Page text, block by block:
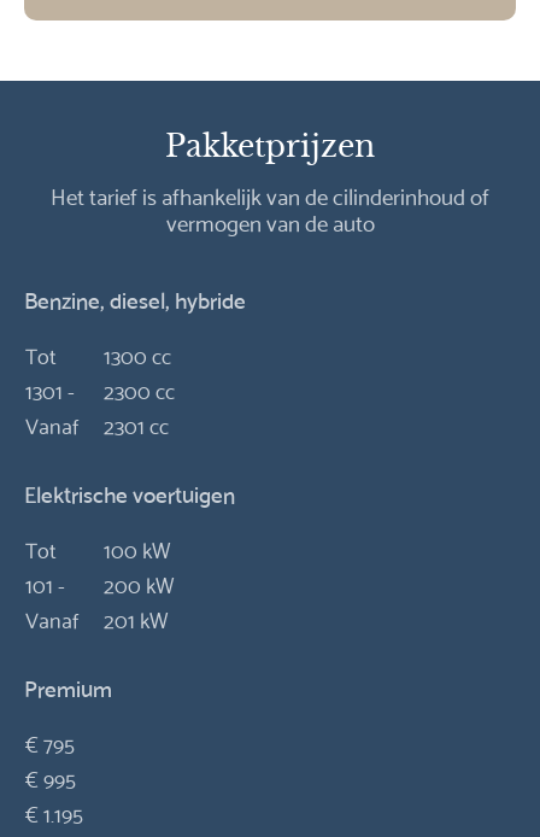
Pakketprijzen
Het tarief is afhankelijk van de cilinderinhoud of
vermogen van de auto
Benzine, diesel, hybride
Tot
1300 cc
1301 -
2300 cc
Vanaf
2301 cc
Elektrische voertuigen
Tot
100 kW
101 -
200 kW
Vanaf
201 kW
Premium
€ 795
€ 995
€ 1.195